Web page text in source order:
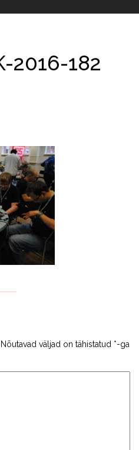
2016-182
Nõutavad väljad on tähistatud *-ga